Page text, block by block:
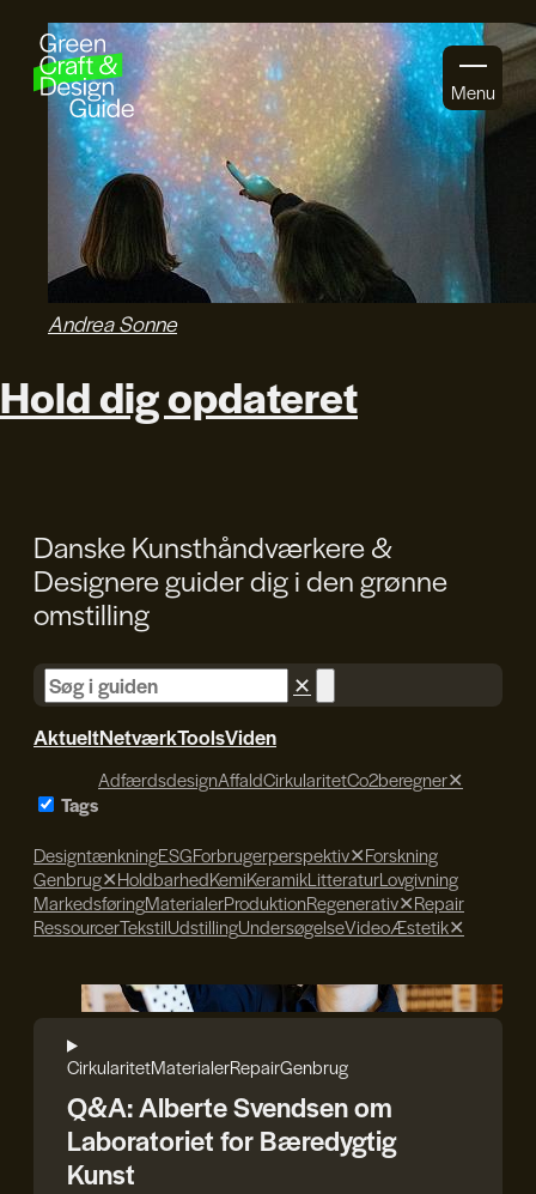
Gå til indhold
Menu
Andrea Sonne
Hold dig opdateret
Danske Kunsthåndværkere &
Designere guider dig i dengrønne
omstilling
✕
AktueltNetværkToolsViden
Tags
AdfærdsdesignAffaldCirkularitetCo2beregner✕
DesigntænkningESGForbrugerperspektiv✕Forskning
Genbrug✕HoldbarhedKemiKeramikLitteraturLovgivning
MarkedsføringMaterialerProduktionRegenerativ✕Repair
RessourcerTekstilUdstillingUndersøgelseVideoÆstetik✕
Søren Svendsen
CirkularitetMaterialerRepairGenbrug
Q&A: Alberte Svendsen om
Laboratoriet for Bæredygtig
Kunst